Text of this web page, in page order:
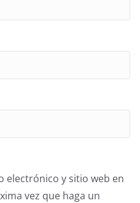
electrónico y sitio web en
vez que haga un